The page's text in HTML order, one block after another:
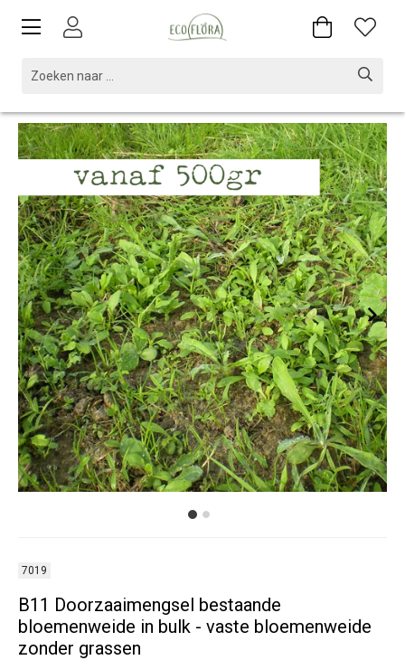
7019
B11 Doorzaaimengsel bestaande
bloemenweide in bulk - vaste bloemenweide
zonder grassen